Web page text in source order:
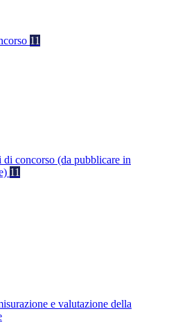
11
di concorso (da pubblicare in
11
e valutazione della